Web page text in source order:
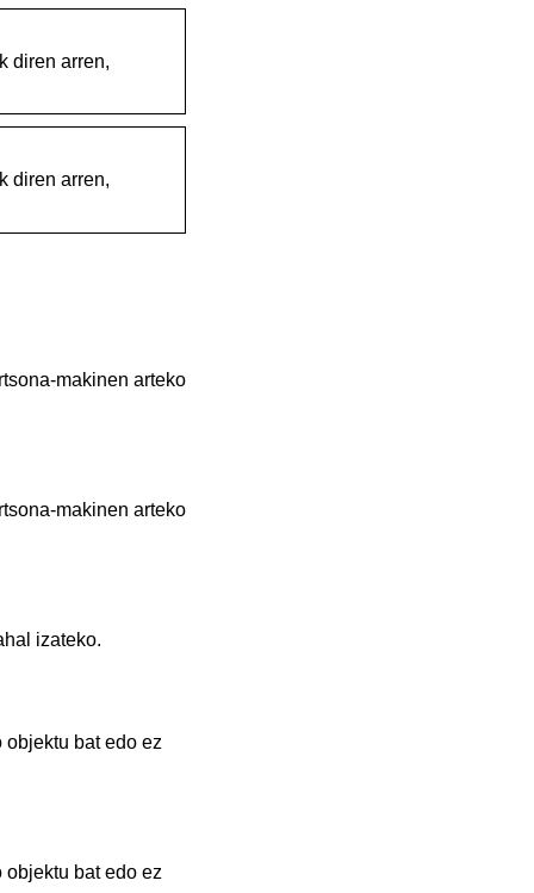
diren arren,
diren arren,
makinen arteko
makinen arteko
izateko.
objektu bat edo ez
objektu bat edo ez